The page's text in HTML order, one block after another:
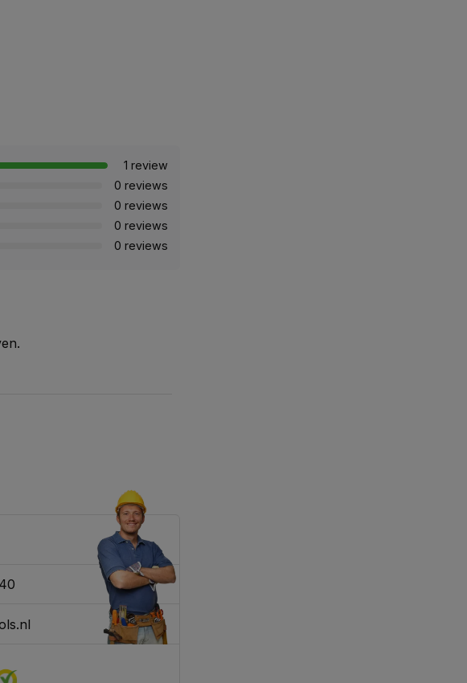
1 review
0 reviews
0 reviews
0 reviews
0 reviews